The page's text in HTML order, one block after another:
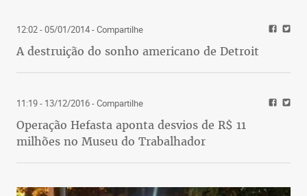
12:02 - 05/01/2014- Compartilhe
A destruição do sonho americano de Detroit
11:19 - 13/12/2016- Compartilhe
Operação Hefasta aponta desvios de R$ 11
milhões no Museu do Trabalhador